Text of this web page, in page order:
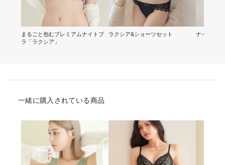
まるごと包むプレミアムナイトブ
ラ「ラクシア」
ラクシア&ショーツセット ナイトブラ
一緒に購入されている商品